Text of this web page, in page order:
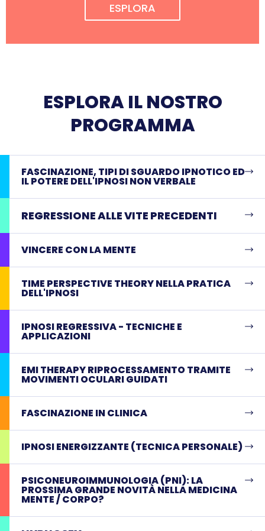
ESPLORA
ESPLORA IL NOSTRO
PROGRAMMA
FASCINAZIONE, TIPI DI SGUARDO IPNOTICO ED
IL POTERE DELL'IPNOSI NON VERBALE
REGRESSIONE ALLE VITE PRECEDENTI
VINCERE CON LA MENTE
TIME PERSPECTIVE THEORY NELLA PRATICA
DELL'IPNOSI
IPNOSI REGRESSIVA - TECNICHE E
APPLICAZIONI
EMI THERAPY RIPROCESSAMENTO TRAMITE
MOVIMENTI OCULARI GUIDATI
FASCINAZIONE IN CLINICA
IPNOSI ENERGIZZANTE (TECNICA PERSONALE)
PSICONEUROIMMUNOLOGIA (PNI): LA
PROSSIMA GRANDE NOVITÀ NELLA MEDICINA
MENTE / CORPO?